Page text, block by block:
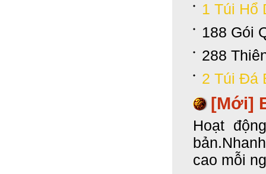
1 Túi Hổ
188 Gói
288
2 Túi Đá
[Mới]
Hoạt
cao mỗi